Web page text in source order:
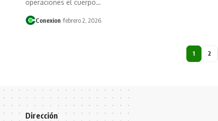
operaciones el cuerpo…
Conexion febrero 2, 2026
1 2
Dirección